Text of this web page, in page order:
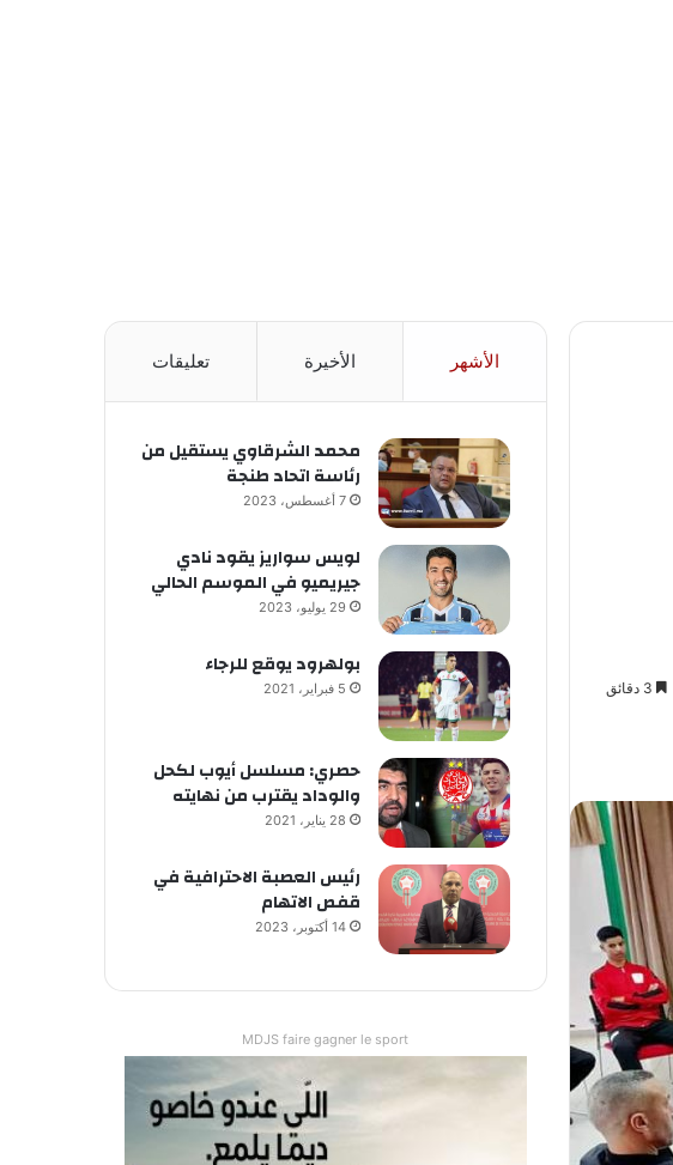
الأشهر الأخيرة تعليقات
محمد الشرقاوي يستقيل من
رئاسة اتحاد طنجة
7 أغسطس، 2023
لويس سواريز يقود نادي
جيريميو في الموسم الحالي
29 يوليو، 2023
بولهرود يوقع للرجاء
5 فبراير، 2021
حصري: مسلسل أيوب لكحل
والوداد يقترب من نهايته
28 يناير، 2021
رئيس العصبة الاحترافية في
قفص الاتهام
14 أكتوبر، 2023
MDJS faire gagner le sport